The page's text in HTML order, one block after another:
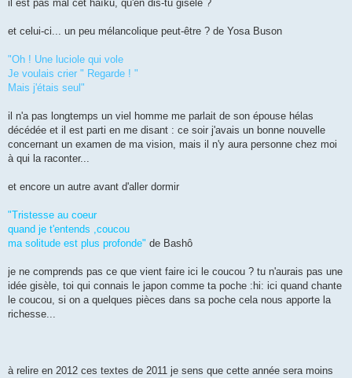
il est pas mal cet haïku, qu'en dis-tu gisèle ?
et celui-ci... un peu mélancolique peut-être ? de Yosa Buson
"Oh ! Une luciole qui vole
Je voulais crier " Regarde ! "
Mais j'étais seul"
il n'a pas longtemps un viel homme me parlait de son épouse hélas
décédée et il est parti en me disant : ce soir j'avais un bonne nouvelle
concernant un examen de ma vision, mais il n'y aura personne chez moi
à qui la raconter...
et encore un autre avant d'aller dormir
"Tristesse au coeur
quand je t'entends ,coucou
ma solitude est plus profonde" de Bashô
je ne comprends pas ce que vient faire ici le coucou ? tu n'aurais pas une
idée gisèle, toi qui connais le japon comme ta poche :hi: ici quand chante
le coucou, si on a quelques pièces dans sa poche cela nous apporte la
richesse...
à relire en 2012 ces textes de 2011 je sens que cette année sera moins